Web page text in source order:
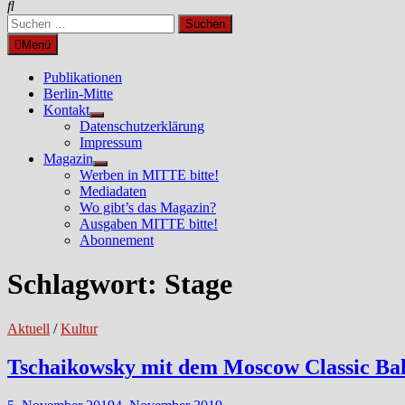
Suchen
nach:Menü
Publikationen
Berlin-Mitte
Kontakt
Untermenü
anzeigen
Datenschutzerklärung
Impressum
Magazin
Untermenü
anzeigen
Werben in MITTE bitte!
Mediadaten
Wo gibt’s das Magazin?
Ausgaben MITTE bitte!
Abonnement
Schlagwort: Stage
Aktuell /Kultur
Tschaikowsky mit dem Moscow Classic